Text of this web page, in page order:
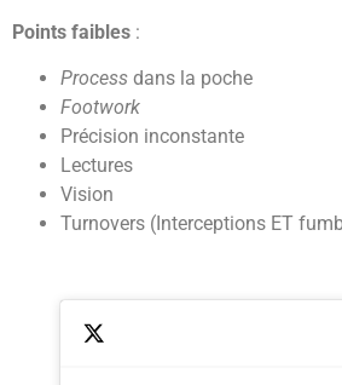
Points faibles :
Process dans la poche
Footwork
Précision inconstante
Lectures
Vision
Turnovers (Interceptions ET